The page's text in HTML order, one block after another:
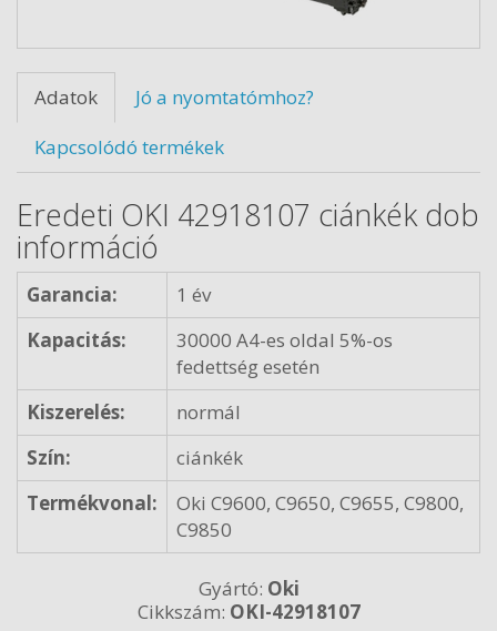
Adatok
Jó a nyomtatómhoz?
Kapcsolódó termékek
Eredeti OKI 42918107 ciánkék dob
információ
Garancia:
1 év
Kapacitás:
30000 A4-es oldal 5%-os
fedettség esetén
Kiszerelés:
normál
Szín:
ciánkék
Termékvonal:
Oki C9600, C9650, C9655, C9800,
C9850
Gyártó: Oki
Cikkszám: OKI-42918107